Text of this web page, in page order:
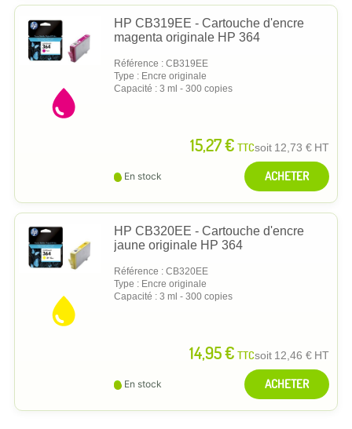
HP CB319EE - Cartouche d'encre
magenta originale HP 364
Référence : CB319EE
Type : Encre originale
Capacité : 3 ml - 300 copies
15,27 € TTCsoit 12,73 € HT
En stock ACHETER
HP CB320EE - Cartouche d'encre
jaune originale HP 364
Référence : CB320EE
Type : Encre originale
Capacité : 3 ml - 300 copies
14,95 € TTCsoit 12,46 € HT
En stock ACHETER